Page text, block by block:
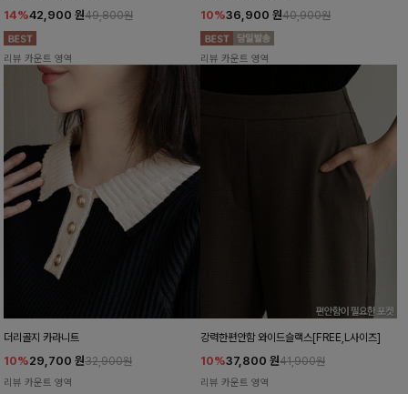
14%42,900 원49,800원
리뷰 카운트 영역
10%36,900 원40,900원
리뷰 카운트 영역
더리골지 카라니트
10%29,700 원32,900원
리뷰 카운트 영역
강력한편안함 와이드슬랙스[FREE,L사이즈]
10%37,800 원41,900원
리뷰 카운트 영역